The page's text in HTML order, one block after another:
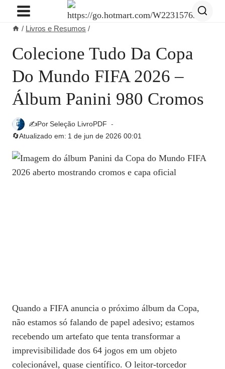
Pular
Conteúdo
/ Livros e Resumos /
Colecione Tudo Da Copa
Do Mundo FIFA 2026 –
Álbum Panini 980 Cromos
✍️PorSeleção LivroPDF
🔄Atualizado em: 1 de jun de 2026 00:01
Quando a FIFA anuncia o próximo álbum da Copa,
não estamos só falando de papel adesivo; estamos
recebendo um artefato que tenta transformar a
imprevisibilidade dos 64 jogos em um objeto
colecionável, quase científico. O leitor‑torcedor